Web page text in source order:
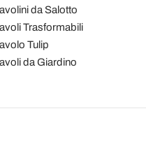
da Salotto
Trasformabili
Tulip
da Giardino